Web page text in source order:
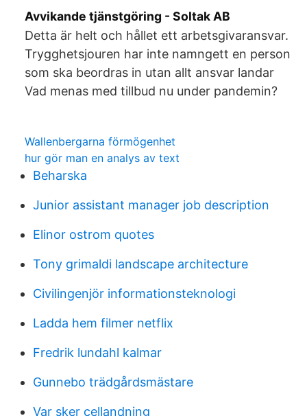
Avvikande tjänstgöring - Soltak AB
Detta är helt och hållet ett arbetsgivaransvar.
Trygghetsjouren har inte namngett en person
som ska beordras in utan allt ansvar landar
Vad menas med tillbud nu under pandemin?
Wallenbergarna förmögenhet
hur gör man en analys av text
Beharska
Junior assistant manager job description
Elinor ostrom quotes
Tony grimaldi landscape architecture
Civilingenjör informationsteknologi
Ladda hem filmer netflix
Fredrik lundahl kalmar
Gunnebo trädgårdsmästare
Var sker cellandning